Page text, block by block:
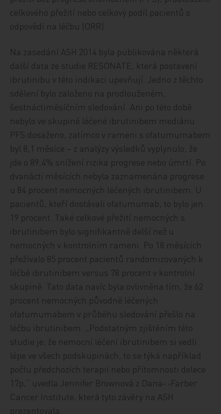
celkového přežití nebo celkový podíl pacientů s
odpovědí na léčbu (ORR).
Na zasedání ASH 2014 byla publikována některá
další data ze studie RESONATE, která postavení
ibrutinibu v této indikaci upevňují. Jedno z těchto
sdělení bylo založeno na prodlouženém,
šestnáctiměsíčním sledování. Ani po této době
nebylo ve skupině léčené ibrutinibem mediánu
PFS dosaženo, zatímco v rameni s ofatumumabem
byl 8,1 měsíce – z analýzy výsledků vyplynulo, že
jde o 89,4% snížení rizika progrese nebo úmrtí. Po
dvanácti měsících nebyla zaznamenána progrese
u 84 procent nemocných léčených ibrutinibem. U
pacientů, kteří dostávali ofatumumab, to bylo jen
19 procent. Také celkové přežití nemocných s
ibrutinibem bylo signifikantně delší než u
nemocných v kontrolním rameni. Po 18 měsících
přežívalo 85 procent pacientů randomizovaných k
léčbě ibrutinibem versus 78 procent v kontrolní
skupině. Tato data navíc byla ovlivněna tím, že 62
procent nemocných původně léčených
ofatumumabem v průběhu sledování přešlo na
léčbu ibrutinibem. „Podstatným zjištěním této
studie je, že nemocní léčení ibrutinibem si vedli
lépe ve všech podskupinách, to se týká například
počtu předchozích terapií nebo přítomnosti delece
17p,“ uvedla Jennifer Brownová z Dana‑ ‑Farber
Cancer Institute, která tyto závěry na ASH
prezentovala.